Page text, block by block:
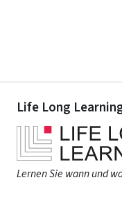
Life Long
Lernen Sie wann und